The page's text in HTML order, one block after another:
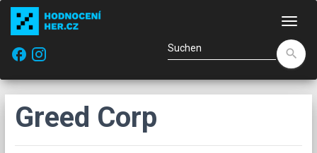
facebook
search
Greed Corp